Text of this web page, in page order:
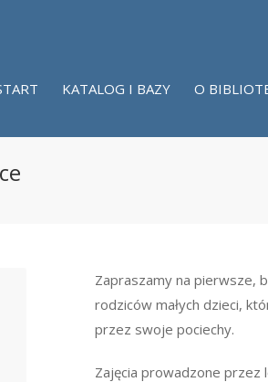
KATALOG I BAZY O
Zapraszamy na pierwsze,
rodziców małych dzieci,
przez swoje pociechy.
Zajęcia prowadzone przez